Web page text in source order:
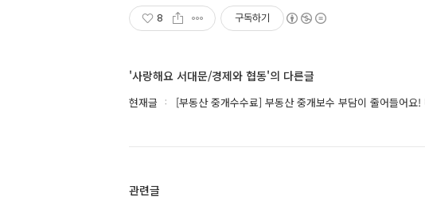
8 구독하기
'사랑해요 서대문/경제와 협동'의 다른글
현재글 [부동산 중개수수료] 부동산 중개보수 부담이 줄어들어요
관련글